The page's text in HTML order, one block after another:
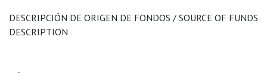
DESCRIPCIÓN DE ORIGEN DE FONDOS / SOURCE OF FUNDS
DESCRIPTION